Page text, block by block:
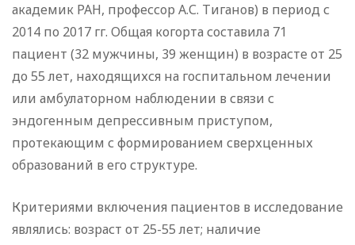
академик РАН, профессор А.С. Тиганов) в период с
2014 по 2017 гг. Общая когорта составила 71
пациент (32 мужчины, 39 женщин) в возрасте от 25
до 55 лет, находящихся на госпитальном лечении
или амбулаторном наблюдении в связи с
эндогенным депрессивным приступом,
протекающим с формированием сверхценных
образований в его структуре.
Критериями включения пациентов в исследование
являлись: возраст от 25-55 лет; наличие